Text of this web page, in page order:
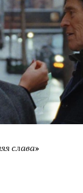
слава»